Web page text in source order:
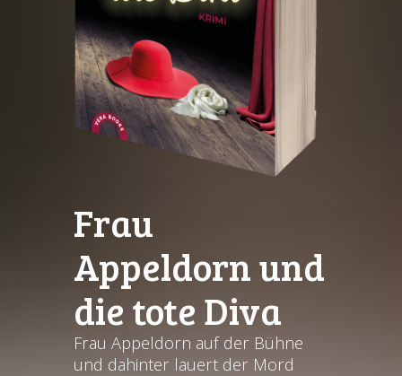
Frau
Appeldorn und
die tote Diva
Frau Appeldorn auf der Bühne
und dahinter lauert der Mord